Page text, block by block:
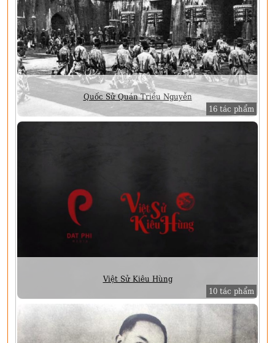
Quốc Sử Quán Triều Nguyễn
16 tác phẩm
Việt Sử Kiêu Hùng
10 tác phẩm